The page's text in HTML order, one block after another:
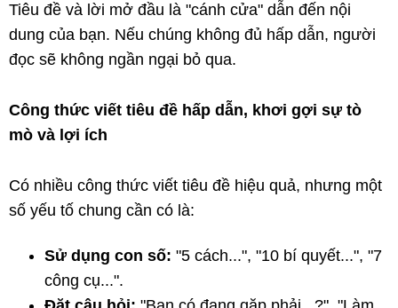
Tiêu đề và lời mở đầu là "cánh cửa" dẫn đến nội
dung của bạn. Nếu chúng không đủ hấp dẫn, người
đọc sẽ không ngần ngại bỏ qua.
Công thức viết tiêu đề hấp dẫn, khơi gợi sự tò
mò và lợi ích
Có nhiều công thức viết tiêu đề hiệu quả, nhưng một
số yếu tố chung cần có là:
Sử dụng con số: "5 cách...", "10 bí quyết...", "7
công cụ...".